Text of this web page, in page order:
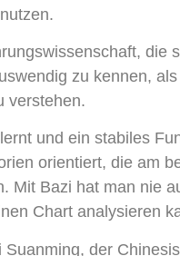
die
zu kennen,
verstehen.
und ein stabiles
orientiert, die am
Mit Bazi hat man nie
Chart analysieren
der